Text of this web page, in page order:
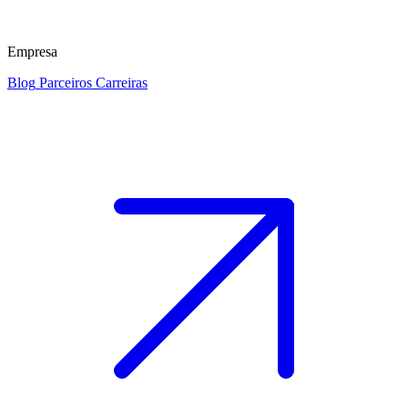
Empresa
Blog Parceiros Carreiras